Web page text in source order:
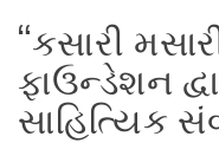
“કસારી
ફાઉન્ડેશન
સાહિત્યિક